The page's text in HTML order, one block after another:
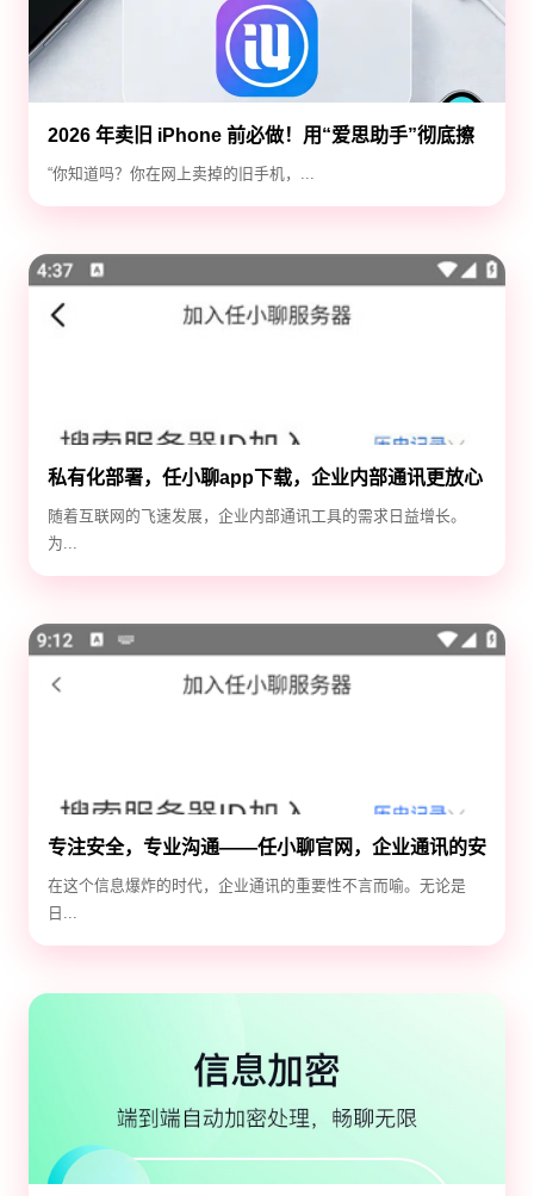
2026 年卖旧 iPhone 前必做！用“爱思助手”彻底擦
除隐私，防止数据泄露
“你知道吗？你在网上卖掉的旧手机，...
私有化部署，任小聊app下载，企业内部通讯更放心
随着互联网的飞速发展，企业内部通讯工具的需求日益增长。
为...
专注安全，专业沟通——任小聊官网，企业通讯的安
全守护神
在这个信息爆炸的时代，企业通讯的重要性不言而喻。无论是
日...